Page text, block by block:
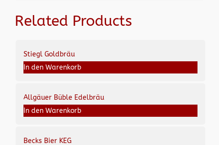
Related Products
Stiegl Goldbräu
In den Warenkorb
Allgäuer Büble Edelbräu
In den Warenkorb
Becks Bier KEG